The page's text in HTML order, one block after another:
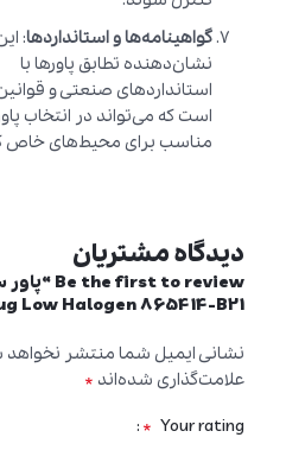
گواهینامه‌ها و استانداردها:
نشان‌دهنده تطابق پاورها با
استانداردهای صنعتی و
است که می‌تواند در انتخاب
مناسب برای محیط‌های خاص
دیدگاه مشتریان
Low Halogen 865414-B21”
نشانی ایمیل شما منتشر
علامت‌گذاری شده‌اند *
Your rating
*